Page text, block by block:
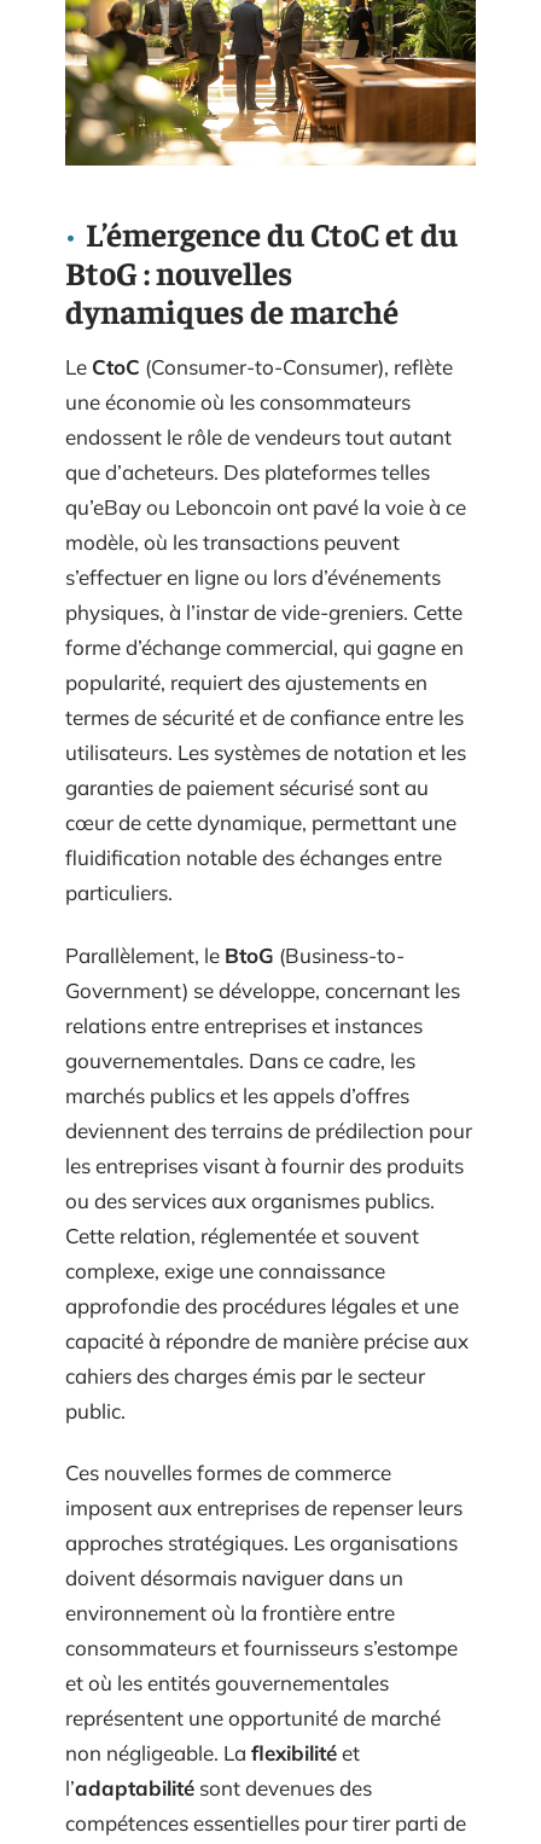
L’émergence du CtoC et du
BtoG : nouvelles
dynamiques de marché
Le CtoC (Consumer-to-Consumer), reflète
une économie où les consommateurs
endossent le rôle de vendeurs tout autant
que d’acheteurs. Des plateformes telles
qu’eBay ou Leboncoin ont pavé la voie à ce
modèle, où les transactions peuvent
s’effectuer en ligne ou lors d’événements
physiques, à l’instar de vide-greniers. Cette
forme d’échange commercial, qui gagne en
popularité, requiert des ajustements en
termes de sécurité et de confiance entre les
utilisateurs. Les systèmes de notation et les
garanties de paiement sécurisé sont au
cœur de cette dynamique, permettant une
fluidification notable des échanges entre
particuliers.
Parallèlement, le BtoG (Business-to-
Government) se développe, concernant les
relations entre entreprises et instances
gouvernementales. Dans ce cadre, les
marchés publics et les appels d’offres
deviennent des terrains de prédilection pour
les entreprises visant à fournir des produits
ou des services aux organismes publics.
Cette relation, réglementée et souvent
complexe, exige une connaissance
approfondie des procédures légales et une
capacité à répondre de manière précise aux
cahiers des charges émis par le secteur
public.
Ces nouvelles formes de commerce
imposent aux entreprises de repenser leurs
approches stratégiques. Les organisations
doivent désormais naviguer dans un
environnement où la frontière entre
consommateurs et fournisseurs s’estompe
et où les entités gouvernementales
représentent une opportunité de marché
non négligeable. La flexibilitéet
l’adaptabilité sont devenues des
compétences essentielles pour tirer parti de